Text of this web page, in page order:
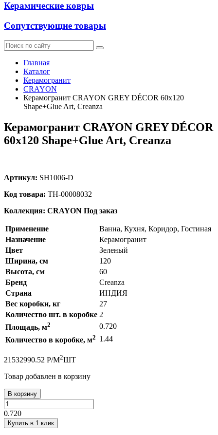
Керамические ковры
Сопутствующие товары
Главная
Каталог
Керамогранит
CRAYON
Керамогранит CRAYON GREY DÉCOR 60х120
Shape+Glue Art, Creanza
Керамогранит CRAYON GREY DÉCOR
60х120 Shape+Glue Art, Creanza
Артикул: SH1006-D
Код товара: ТН-00008032
Коллекция: CRAYON Под заказ
Применение
Ванна, Кухня, Коридор, Гостиная
Назначение
Керамогранит
Цвет
Зеленый
Ширина, см
120
Высота, см
60
Бренд
Creanza
Страна
ИНДИЯ
Вес коробки, кг
27
Количество шт. в коробке 2
Площадь, м2
0.720
Количество в коробке, м2 1.44
21532990.52 Р/М2ШТ
Товар добавлен в корзину
В корзину
0.720
Купить в 1 клик